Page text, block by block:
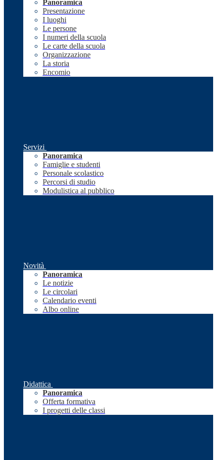
Panoramica
Presentazione
I luoghi
Le persone
I numeri della scuola
Le carte della scuola
Organizzazione
La storia
Encomio
Servizi
Panoramica
Famiglie e studenti
Personale scolastico
Percorsi di studio
Modulistica al pubblico
Novità
Panoramica
Le notizie
Le circolari
Calendario eventi
Albo online
Didattica
Panoramica
Offerta formativa
I progetti delle classi